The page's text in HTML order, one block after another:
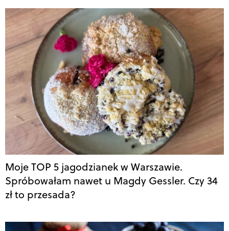
Moje TOP 5 jagodzianek w Warszawie.
Spróbowałam nawet u Magdy Gessler. Czy 34
zł to przesada?